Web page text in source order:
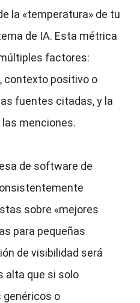
la «temperatura» de tu
de IA. Esta métrica
factores:
contexto positivo o
fuentes citadas, y la
menciones.
de software de
sobre «mejores
para pequeñas
de visibilidad será
alta que si solo
o